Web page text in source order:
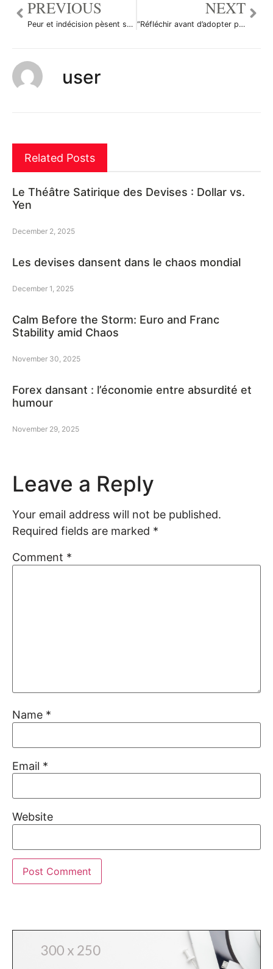
PREVIOUS
Peur et indécision pèsent sur la tendance de l’EURUSD
NEXT
“Réfléchir avant d’adopter plus de mesures de stimulation monétaire”, Mervyn King
user
Related Posts
Le Théâtre Satirique des Devises : Dollar vs.
Yen
December 2, 2025
Les devises dansent dans le chaos mondial
December 1, 2025
Calm Before the Storm: Euro and Franc
Stability amid Chaos
November 30, 2025
Forex dansant : l’économie entre absurdité et
humour
November 29, 2025
Leave a Reply
Your email address will not be published.
Required fields are marked *
Comment *
Name *
Email *
Website